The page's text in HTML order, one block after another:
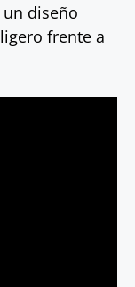
un diseño
frente a